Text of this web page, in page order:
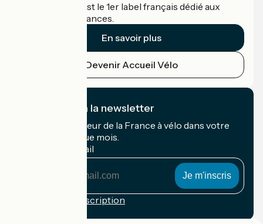
Accueil Vélo c'est le 1er label français dédié aux
cyclistes en vacances.
En savoir plus
Devenir Accueil Vélo
Je m'abonne à la newsletter
Recevez le meilleur de la France à vélo dans votre
boîte mail chaque mois.
Mon adresse mail
Conditions d'inscription